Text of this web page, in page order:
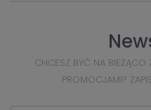
CHCESZ BYĆ NA BIEŻĄCO
PROMOCJAMI?